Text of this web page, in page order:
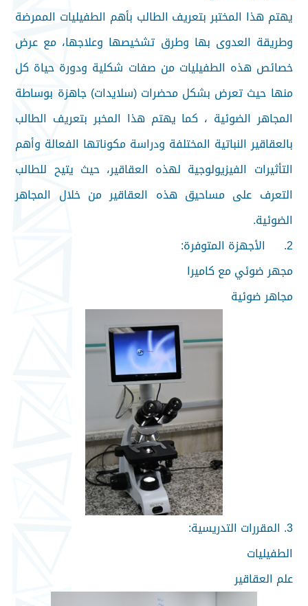
يهتم هذا المختبر بتعريف الطالب بأهم الطفيليات الممرضة
وطريقة العدوى بها وطرق تشخيصها وعلاجها، مع عرض
خصائص هذه الطفيليات من صفات شكلية ودورة حياة كل
منها حيث تعرض بشكل محضرات (سلايدات) جاهزة بوساطة
المجاهر الضوئية ، كما يهتم هذا المخبر بتعريف الطالب
بالعقاقير النباتية المختلفة ودراسة مكوناتها الفعالة وأهم
التأثيرات الفيزيولوجية لهذه العقاقير، حيث يتيح للطالب
التعرف على مساحيق هذه العقاقير من خلال المجاهر
الضوئية.
2.
الأجهزة المتوفرة:
مجهر ضوئي مع كاميرا
مجاهر ضوئية
3. المقررات التدريسية:
الطفيليات
علم العقاقير